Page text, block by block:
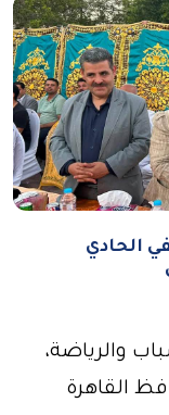
الحادي
والرياضة،
القاهرة